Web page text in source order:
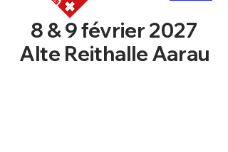
8 & 9 février 2027
Alte Reithalle Aarau